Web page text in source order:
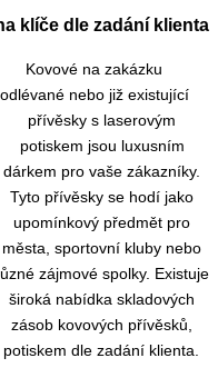
klíče dle zadání klienta
Kovové na zakázku
odlévané nebo již existující
přívěsky s laserovým
potiskem jsou luxusním
dárkem pro vaše zákazníky.
Tyto přívěsky se hodí jako
upomínkový předmět pro
města, sportovní kluby nebo
zájmové spolky. Existuje
široká nabídka skladových
zásob kovových přívěsků,
dle zadání klienta.